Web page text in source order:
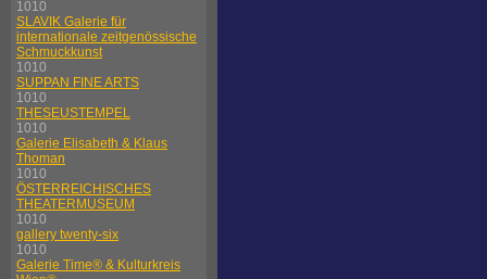
1010
SLAVIK Galerie für
internationale zeitgenössische
Schmuckkunst
1010
SUPPAN FINE ARTS
1010
THESEUSTEMPEL
1010
Galerie Elisabeth & Klaus
Thoman
1010
ÖSTERREICHISCHES
THEATERMUSEUM
1010
gallery twenty-six
1010
Galerie Time® & Kulturkreis